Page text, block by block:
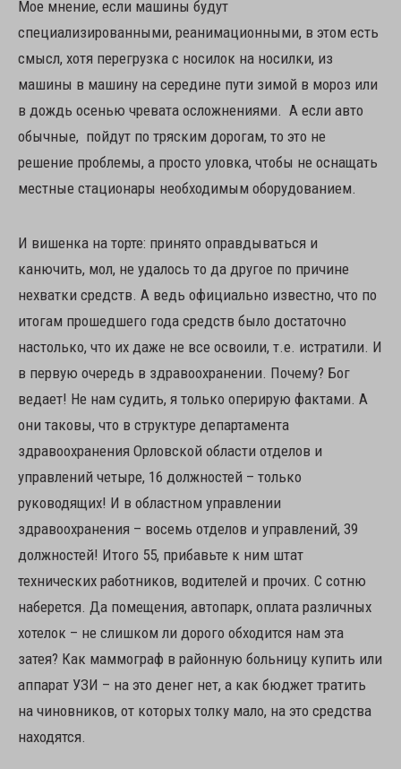
Мое мнение, если машины будут
специализированными, реанимационными, в этом есть
смысл, хотя перегрузка с носилок на носилки, из
машины в машину на середине пути зимой в мороз или
в дождь осенью чревата осложнениями. А если авто
обычные, пойдут по тряским дорогам, то это не
решение проблемы, а просто уловка, чтобы не оснащать
местные стационары необходимым оборудованием.
И вишенка на торте: принято оправдываться и
канючить, мол, не удалось то да другое по причине
нехватки средств. А ведь официально известно, что по
итогам прошедшего года средств было достаточно
настолько, что их даже не все освоили, т.е. истратили. И
в первую очередь в здравоохранении. Почему? Бог
ведает! Не нам судить, я только оперирую фактами. А
они таковы, что в структуре департамента
здравоохранения Орловской области отделов и
управлений четыре, 16 должностей – только
руководящих! И в областном управлении
здравоохранения – восемь отделов и управлений, 39
должностей! Итого 55, прибавьте к ним штат
технических работников, водителей и прочих. С сотню
наберется. Да помещения, автопарк, оплата различных
хотелок – не слишком ли дорого обходится нам эта
затея? Как маммограф в районную больницу купить или
аппарат УЗИ – на это денег нет, а как бюджет тратить
на чиновников, от которых толку мало, на это средства
находятся.